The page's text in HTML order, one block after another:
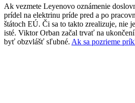
Ak vezmete Leyenovo oznámenie
prídel na elektrinu príde pred a po
štátoch EÚ. Či sa to takto zrealizuje, nie
isté. Viktor Orban začal trvať na
byť obzvlášť sľubné. Ak sa pozrieme